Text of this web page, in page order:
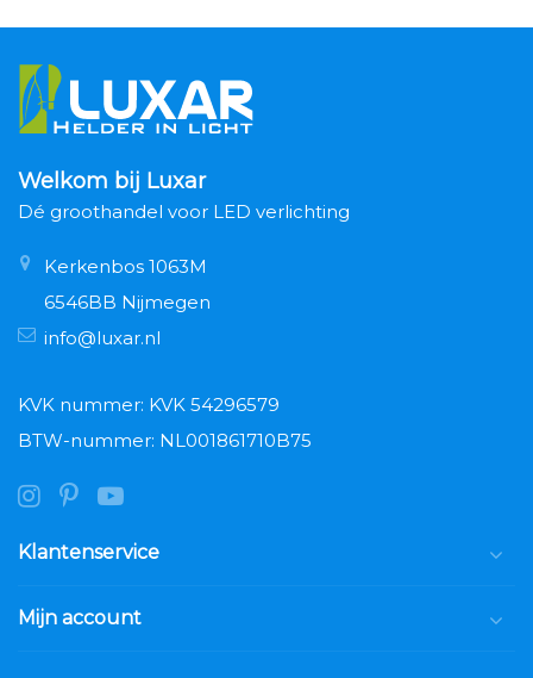
Welkom bij Luxar
Dé groothandel voor LED verlichting
Kerkenbos 1063M
6546BB Nijmegen
info@luxar.nl
KVK nummer: KVK 54296579
BTW-nummer: NL001861710B75
Klantenservice
Mijn account